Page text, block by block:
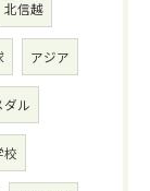
北信越
アジア
ダル
校